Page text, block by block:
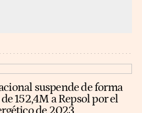
suspende de forma
152,4M a Repsol por el